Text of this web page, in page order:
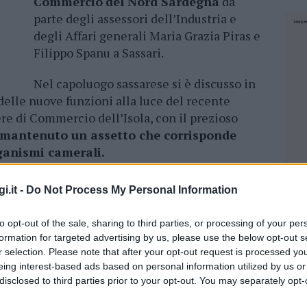
- Do Not Process My Personal Information
opt-out of the sale, sharing to third parties, or processing of your
for targeted advertising by us, please use the below opt-out
selection. Please note that after your opt-out request is processed
interest-based ads based on personal information utilized by us
to third parties prior to your opt-out. You may separately
parte degli assessori dell’Industria e
degli Affari generali Maria Grazia Piras e
Filippo Spanu a Sassari.
Nel capoluogo sassarese si è discusso in
nuove funzioni alla luce del recente
di Commercio dell’Isola, con il prezioso
un assetto che corrisponde
camerali.
l’assessore Spanu- condotta nella
sedi istituzionali. Abbiamo lavorato tutti
e le vocazioni delle nostre Camere di
la naturale conseguenza di questo lavoro
e base di partenza di altre legittime
avanti”.